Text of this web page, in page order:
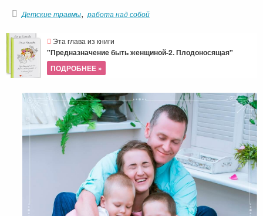
Детские травмы, работа над собой
Эта глава из книги
"Предназначение быть женщиной-2. Плодоносящая"
ПОДРОБНЕЕ »